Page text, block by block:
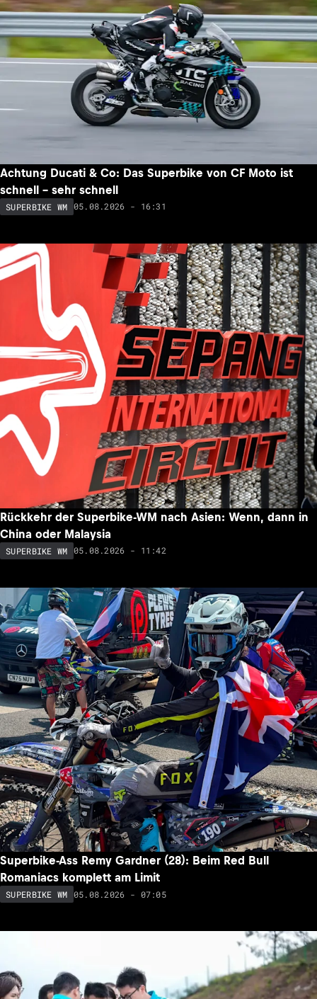
Achtung Ducati & Co: Das Superbike von CF Moto ist
schnell – sehr schnell
SUPERBIKE WM 05.08.2026 - 16:31
Rückkehr der Superbike-WM nach Asien: Wenn, dann in
China oder Malaysia
SUPERBIKE WM 05.08.2026 - 11:42
Superbike-Ass Remy Gardner (28): Beim Red Bull
Romaniacs komplett am Limit
SUPERBIKE WM 05.08.2026 - 07:05